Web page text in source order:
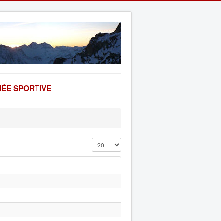
SPORTIVE
Affichage #